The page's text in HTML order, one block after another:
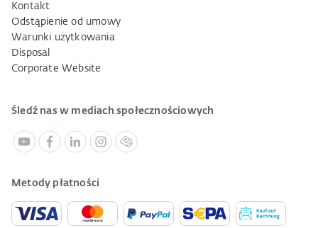
Kontakt
Odstąpienie od umowy
Warunki użytkowania
Disposal
Corporate Website
Śledź nas w mediach społecznościowych
Metody płatności